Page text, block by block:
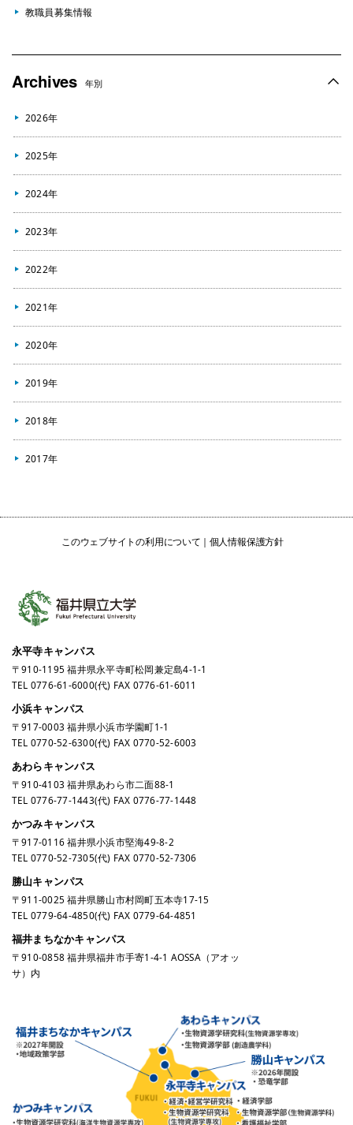
教職員募集情報
Archives 年別
2026年
2025年
2024年
2023年
2022年
2021年
2020年
2019年
2018年
2017年
このウェブサイトの利用について 個人情報保護方針
永平寺キャンパス
〒910-1195 福井県永平寺町松岡兼定島4-1-1
TEL 0776-61-6000(代) FAX 0776-61-6011
小浜キャンパス
〒917-0003 福井県小浜市学園町1-1
TEL 0770-52-6300(代) FAX 0770-52-6003
あわらキャンパス
〒910-4103 福井県あわら市二面88-1
TEL 0776-77-1443(代) FAX 0776-77-1448
かつみキャンパス
〒917-0116 福井県小浜市堅海49-8-2
TEL 0770-52-7305(代) FAX 0770-52-7306
勝山キャンパス
〒911-0025 福井県勝山市村岡町五本寺17-15
TEL 0779-64-4850(代) FAX 0779-64-4851
福井まちなかキャンパス
〒910-0858 福井県福井市手寄1-4-1 AOSSA（アオッ
サ）内